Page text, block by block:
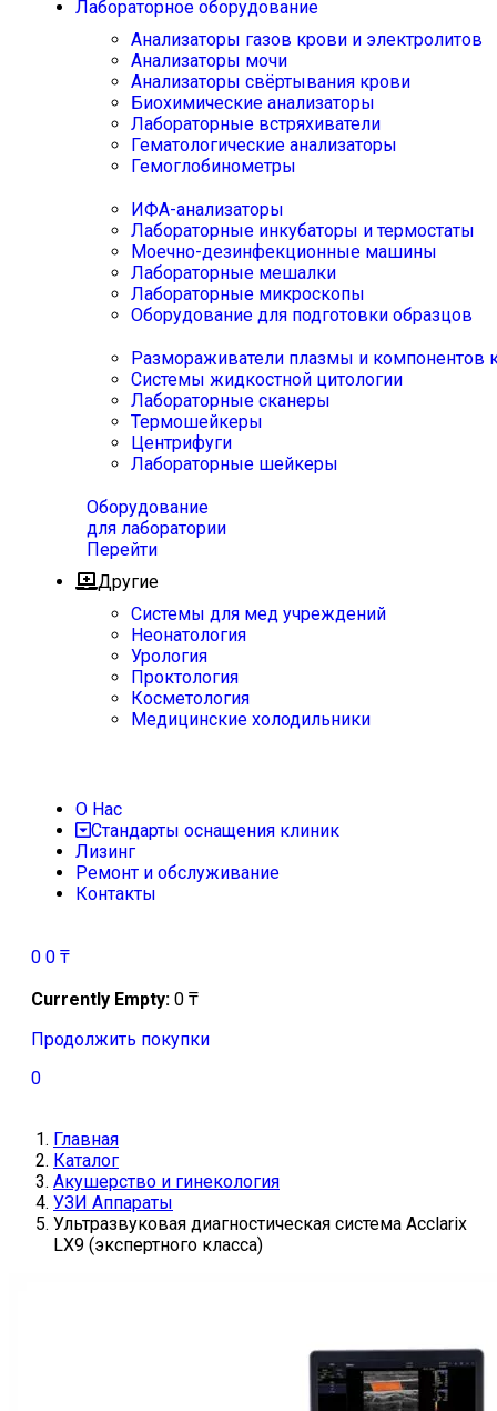
Лабораторное оборудование
Анализаторы газов крови и электролитов
Анализаторы мочи
Анализаторы свёртывания крови
Биохимические анализаторы
Лабораторные встряхиватели
Гематологические анализаторы
Гемоглобинометры
ИФА-анализаторы
Лабораторные инкубаторы и термостаты
Моечно-дезинфекционные машины
Лабораторные мешалки
Лабораторные микроскопы
Оборудование для подготовки образцов
Размораживатели плазмы и компонентов
Системы жидкостной цитологии
Лабораторные сканеры
Термошейкеры
Центрифуги
Лабораторные шейкеры
Оборудование
для лаборатории
Перейти
Другие
Системы для мед учреждений
Неонатология
Урология
Проктология
Косметология
Медицинские холодильники
О Нас
Стандарты оснащения клиник
Лизинг
Ремонт и обслуживание
Контакты
0 0 ₸
Currently Empty: 0 ₸
Продолжить покупки
0
Главная
Каталог
Акушерство и гинекология
УЗИ Аппараты
Ультразвуковая диагностическая система Acclarix
LX9 (экспертного класса)